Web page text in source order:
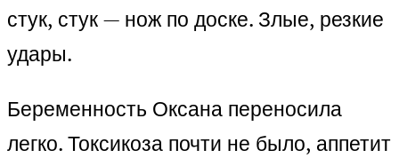
стук, стук — нож по доске. Злые, резкие
удары.
Беременность Оксана переносила
легко. Токсикоза почти не было, аппетит